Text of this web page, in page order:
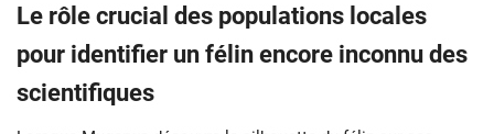
Le rôle crucial des populations locales
pour identifier un félin encore inconnu des
scientifiques